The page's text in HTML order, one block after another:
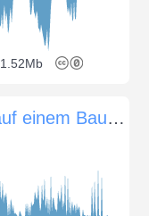
1.52Mb
Ein Schwarm Krähen sitzt auf einem Baum und zwitschert